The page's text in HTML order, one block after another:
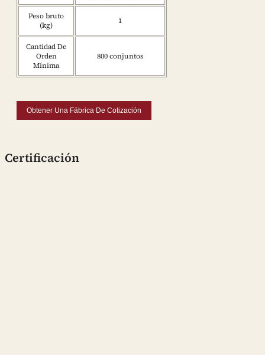
Peso bruto
(kg)
1
Cantidad De
Orden
Mínima
800 conjuntos
Obtener Una Fábrica De Cotización
Certificación